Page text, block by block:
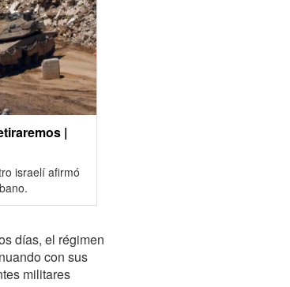
|
israelí afirmó
días, el régimen
con sus
militares